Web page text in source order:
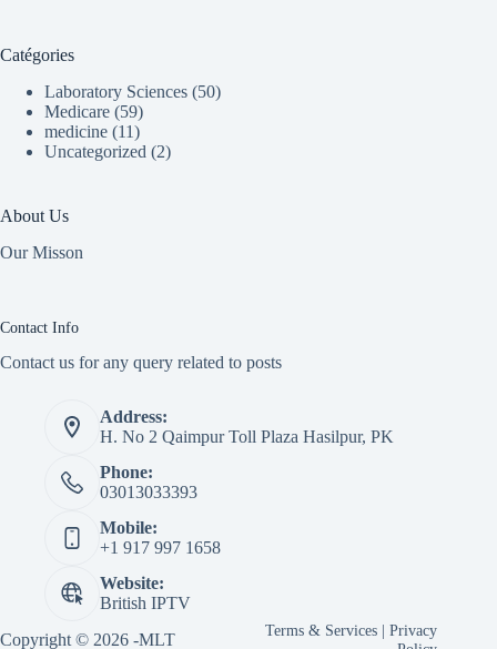
Catégories
Laboratory Sciences (50)
Medicare (59)
medicine (11)
Uncategorized (2)
About Us
Our Misson
Contact Info
Contact us for any query related to posts
Address:
H. No 2 Qaimpur Toll Plaza Hasilpur, PK
Phone:
03013033393
Mobile:
+1 917 997 1658
Website:
British IPTV
Copyright © 2026 -MLT
Terms & Services |Privacy